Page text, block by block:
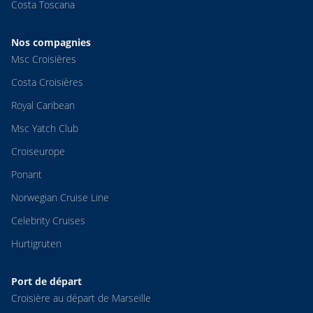
Costa Toscana
Nos compagnies
Msc Croisières
Costa Croisières
Royal Caribean
Msc Yatch Club
Croiseurope
Ponant
Norwegian Cruise Line
Celebrity Cruises
Hurtigruten
Port de départ
Croisière au départ de Marseille